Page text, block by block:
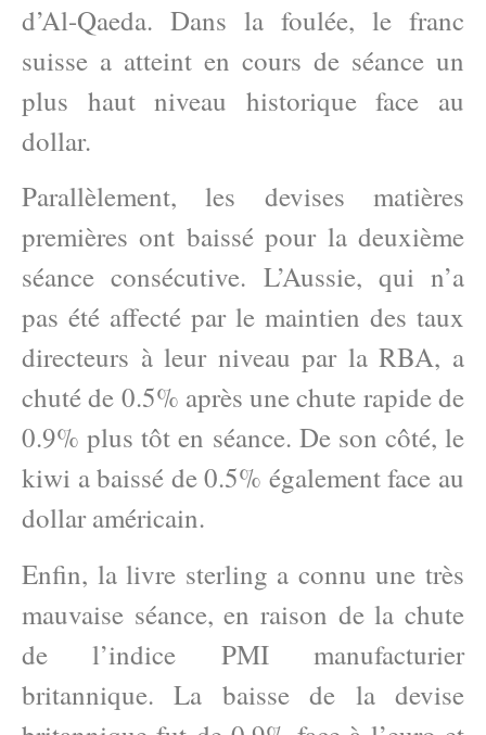
d’Al-Qaeda. Dans la foulée, le franc
suisse a atteint en cours de séance un
plus haut niveau historique face au
dollar.
Parallèlement, les devises matières
premières ont baissé pour la deuxième
séance consécutive. L’Aussie, qui n’a
pas été affecté par le maintien des taux
directeurs à leur niveau par la RBA, a
chuté de 0.5% après une chute rapide de
0.9% plus tôt en séance. De son côté, le
kiwi a baissé de 0.5% également face au
dollar américain.
Enfin, la livre sterling a connu une très
mauvaise séance, en raison de la chute
de l’indice PMI manufacturier
britannique. La baisse de la devise